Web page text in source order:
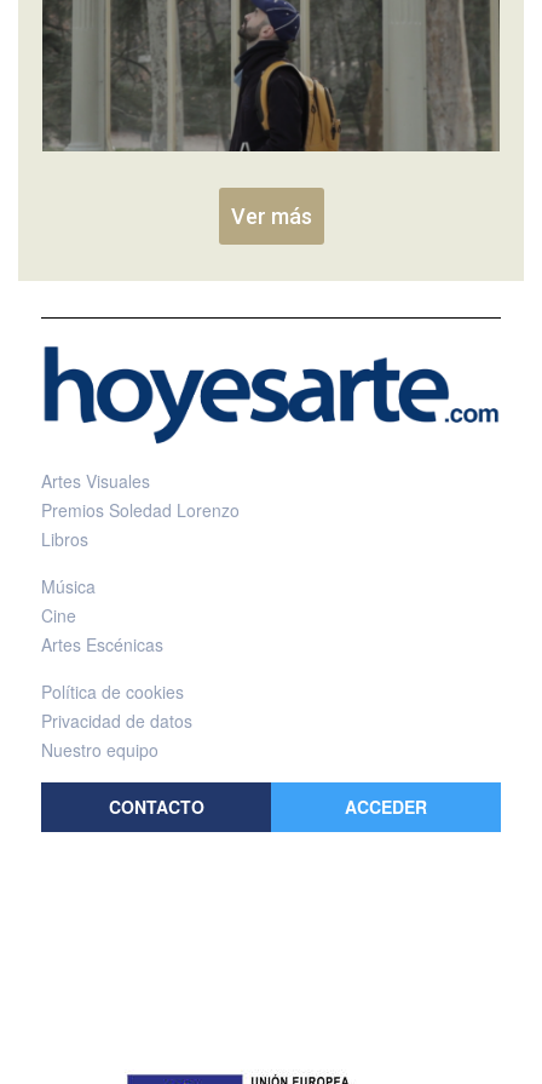
Ver más
Artes Visuales
Premios Soledad Lorenzo
Libros
Música
Cine
Artes Escénicas
Política de cookies
Privacidad de datos
Nuestro equipo
CONTACTO ACCEDER